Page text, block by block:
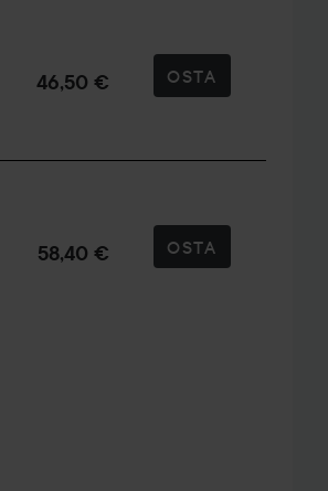
46,50 € OSTA
58,40 € OSTA